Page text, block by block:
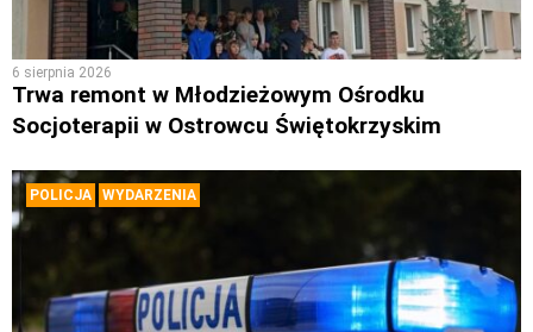
6 sierpnia 2026
Trwa remont w Młodzieżowym Ośrodku
Socjoterapii w Ostrowcu Świętokrzyskim
POLICJA WYDARZENIA